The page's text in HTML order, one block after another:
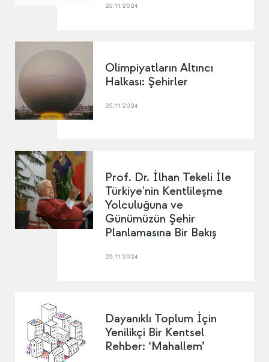
25.11.2024
Olimpiyatların Altıncı
Halkası: Şehirler
25.11.2024
Prof. Dr. İlhan Tekeli İle
Türkiye'nin Kentlileşme
Yolculuğuna ve
Günümüzün Şehir
Planlamasına Bir Bakış
25.11.2024
Dayanıklı Toplum İçin
Yenilikçi Bir Kentsel
Rehber: ‘Mahallem’